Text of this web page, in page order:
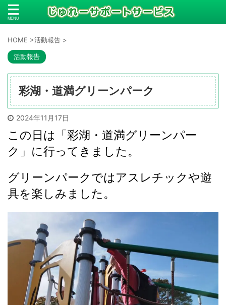
HOME >活動報告 >
活動報告
彩湖・道満グリーンパーク
2024年11月17日
この日は「彩湖・道満グリーンパー
ク」に行ってきました。
グリーンパークではアスレチックや遊
具を楽しみました。